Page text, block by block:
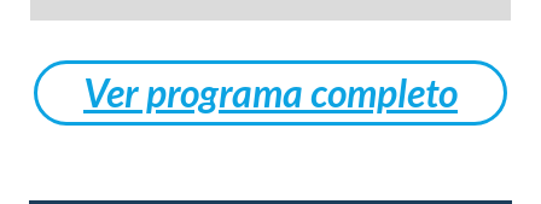
Ver programa completo